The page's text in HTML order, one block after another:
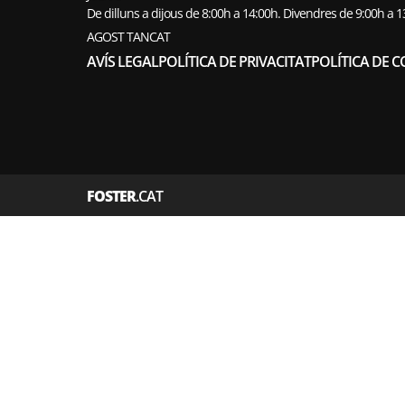
De dilluns a dijous de 8:00h a 14:00h. Divendres de 9:00h a
AGOST TANCAT
AVÍS LEGALPOLÍTICA DE PRIVACITATPOLÍTICA DE
FOSTER.CAT